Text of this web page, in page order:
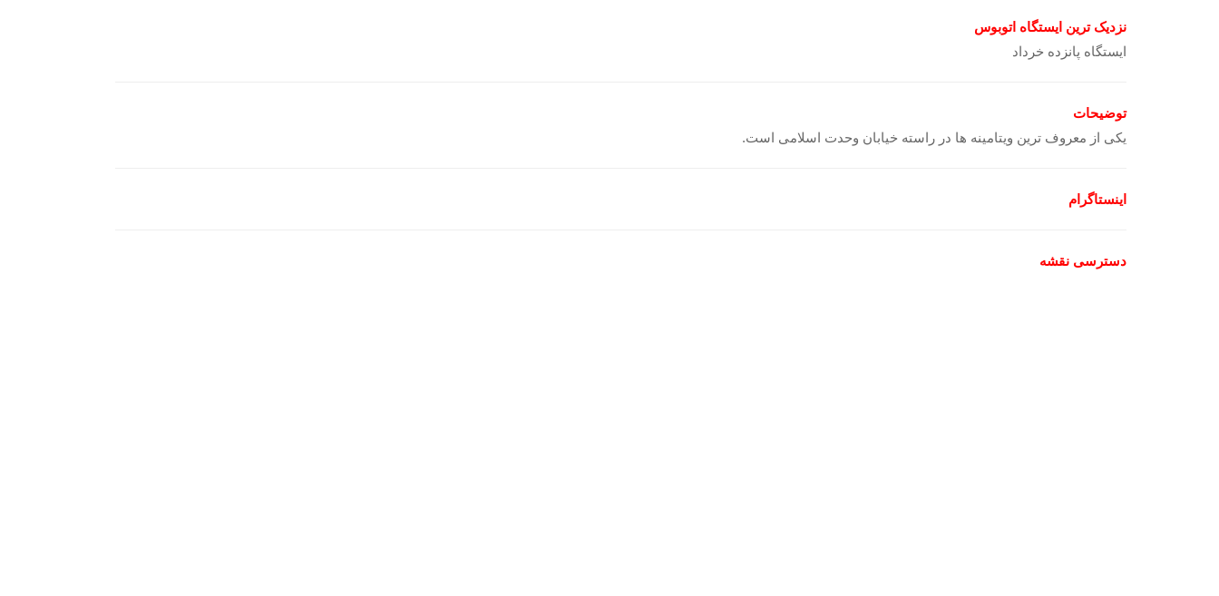
نزدیک ترین ایستگاه اتوبوس
ایستگاه پانزده خرداد
توضیحات
یکی از معروف ترین ویتامینه ها در راسته خیابان وحدت اسلامی است.
اینستاگرام
دسترسی نقشه